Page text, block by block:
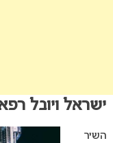
ישראל ויובל
השיר